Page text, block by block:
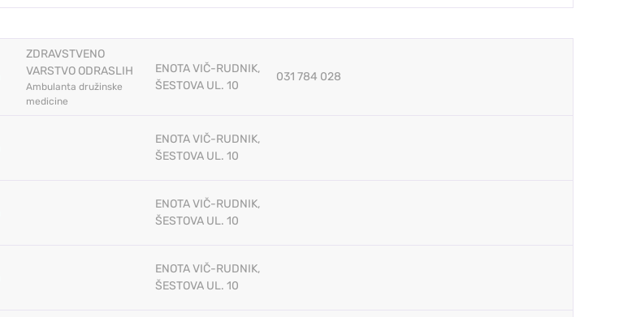
ZDRAVSTVENO
VARSTVO ODRASLIH
Ambulanta družinske
medicine
ENOTA VIČ-RUDNIK,
ŠESTOVA UL. 10
031 784 028
ENOTA VIČ-RUDNIK,
ŠESTOVA UL. 10
ENOTA VIČ-RUDNIK,
ŠESTOVA UL. 10
ENOTA VIČ-RUDNIK,
ŠESTOVA UL. 10